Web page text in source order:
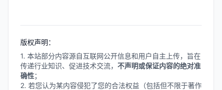
输送系统、自动导引车(AGV)、仓储系
版权声明：
1. 本站部分内容源自互联网公开信息和用户自主上传，旨在
传递行业知识、促进技术交流， 不声明或保证内容的绝对准
确性；
2. 若您认为某内容侵犯了您的合法权益（包括但不限于著作